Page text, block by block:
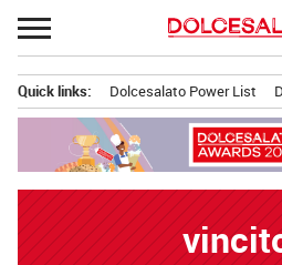
Passa
al
principale
Quick links: Dolcesalato Power List